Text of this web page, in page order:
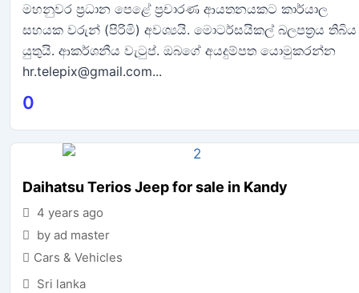
මහනුවර ප්‍රධාන පෙළේ ප්‍රචාරණ ආයතනයකට කාර්යාල
සහයක වරුන් (පිරිමි) අවශ්‍යයි. මොටර්සයිකල් බලපත්‍රය තිබිය
යුතුයි. ආකර්ශනීය වැටුප්. ඔබගේ අයදුම්පත යොමුකරන්න
hr.telepix@gmail.com...
0
Daihatsu Terios Jeep for sale in Kandy
4 years ago
by ad master
Cars & Vehicles
Sri lanka